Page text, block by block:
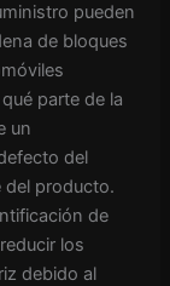
pueden
de bloques
parte de la
un
del
producto.
de
los
debido al